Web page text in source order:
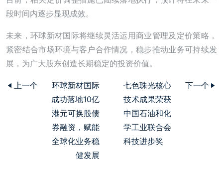
段时间内逐步显现成效。
未来，环球新材国际将继续灵活运用商业管理及定价策略，
紧密结合市场环境与客户合作情况，稳步推动业务可持续发
展，为广大股东创造长期稳定的投资价值。
上一个
环球新材国际
成功落地10亿
港元可换股债
券融资，赋能
全球化业务稳
健发展
七色珠光核心
技术成果荣获
中国石油和化
学工业联合会
科技进步奖
下一个